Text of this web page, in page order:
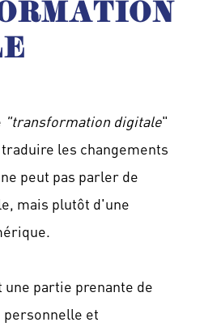
"transformation digitale"
les changements
peut pas parler de
mais plutôt d'une
partie prenante de
personnelle et